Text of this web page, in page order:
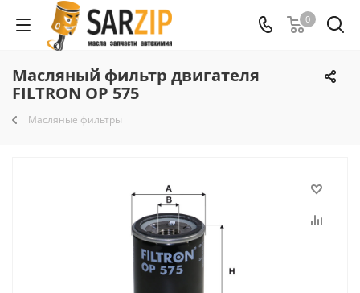
0
Масляный фильтр двигателя
FILTRON OP 575
Масляные фильтры